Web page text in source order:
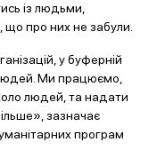
із людьми,
що про них не забули.
у буферній
Ми працюємо,
людей, та надати
зазначає
програм